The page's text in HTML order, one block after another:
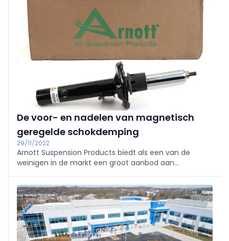
De voor- en nadelen van magnetisch
geregelde schokdemping
29/11/2022
Arnott Suspension Products biedt als een van de
weinigen in de markt een groot aanbod aan
dempingssystemen heeft heel wat voordelen op
andere elektronisch geregelde systemen.